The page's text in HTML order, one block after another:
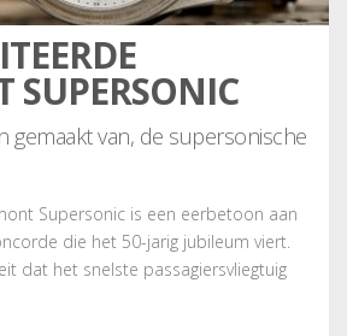
SUPERSONIC
gemaakt van, de supersonische
Supersonic is een eerbetoon aan
die het 50-jarig jubileum viert.
dat het snelste passagiersvliegtuig